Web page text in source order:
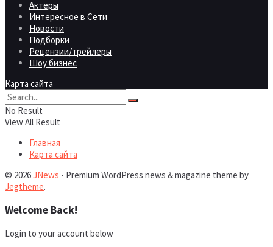
Актеры
Интересное в Сети
Новости
Подборки
Рецензии/трейлеры
Шоу бизнес
Карта сайта
No Result
View All Result
Главная
Карта сайта
© 2026JNews - Premium WordPress news & magazine theme by
Jegtheme.
Welcome Back!
Login to your account below